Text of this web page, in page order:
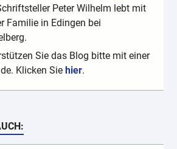
Peter Wilhelm lebt mit
Familie in Edingen bei
Sie das Blog bitte mit einer
Klicken Siehier.